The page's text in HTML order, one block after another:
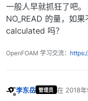
一般人早就抓狂了吧。
NO_READ 的量，如
calculated 吗？
OpenFOAM 学习交流：
李东岳 管理员 在 2018
最后由 编